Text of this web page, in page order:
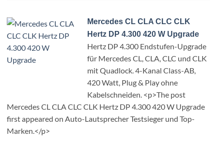
Mercedes CL CLA CLC CLK
Hertz DP 4.300 420 W Upgrade
Hertz DP 4.300 Endstufen-Upgrade
für Mercedes CL, CLA, CLC und CLK
mit Quadlock. 4-Kanal Class-AB,
420 Watt, Plug & Play ohne
Kabelschneiden. <p>The post
Mercedes CL CLA CLC CLK Hertz DP 4.300 420 W Upgrade
first appeared on Auto-Lautsprecher Testsieger und Top-
Marken.</p>